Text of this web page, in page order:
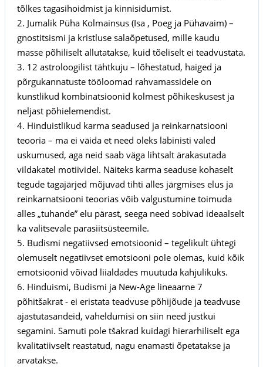
tõlkes tagasihoidmist ja kinnisidumist.
2. Jumalik Püha Kolmainsus (Isa , Poeg ja Pühavaim) –
gnostitsismi ja kristluse salaõpetused, mille kaudu
masse põhiliselt allutatakse, kuid tõeliselt ei teadvustata.
3. 12 astroloogilist tähtkuju – lõhestatud, haiged ja
põrgukannatuste tööloomad rahvamassidele on
kunstlikud kombinatsioonid kolmest põhikeskusest ja
neljast põhielemendist.
4. Hinduistlikud karma seadused ja reinkarnatsiooni
teooria – ma ei väida et need oleks läbinisti valed
uskumused, aga neid saab väga lihtsalt ärakasutada
vildakatel motiividel. Näiteks karma seaduse kohaselt
tegude tagajärjed mõjuvad tihti alles järgmises elus ja
reinkarnatsiooni teoorias võib valgustumine toimuda
alles „tuhande” elu pärast, seega need sobivad ideaalselt
ka valitsevale parasiitsüsteemile.
5. Budismi negatiivsed emotsioonid – tegelikult ühtegi
olemuselt negatiivset emotsiooni pole olemas, kuid kõik
emotsioonid võivad liialdades muutuda kahjulikuks.
6. Hinduismi, Budismi ja New-Age lineaarne 7
põhitšakrat - ei eristata teadvuse põhijõude ja teadvuse
ajastutasandeid, vaheldumisi on siin need justkui
segamini. Samuti pole tšakrad kuidagi hierarhiliselt ega
kvalitatiivselt reastatud, nagu enamasti õpetatakse ja
arvatakse.